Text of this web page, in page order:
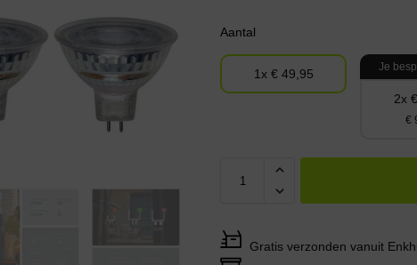
Aantal
1x € 49,95 Je
2x
€
Gratis verzonden vanuit